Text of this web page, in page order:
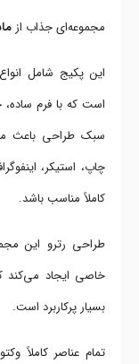
مجموعه‌ای جذاب از
این پکیج شامل
است که با فرم
سبک طراحی باعث
چاپ، استیکر،
کاملاً مناسب باشد.
طراحی رترو این
خاصی ایجاد می‌کند
بسیار پرکاربرد است.
تمام عناصر کاملاً